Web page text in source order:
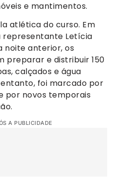
e mantimentos.
atlética do curso. Em
representante Letícia
noite anterior, os
preparar e distribuir 150
calçados e água
foi marcado por
por novos temporais
A PUBLICIDADE